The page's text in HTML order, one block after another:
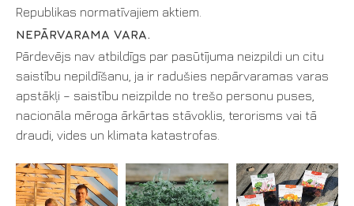
Republikas normatīvajiem aktiem.
NEPĀRVARAMA VARA.
Pārdevējs nav atbildīgs par pasūtījuma neizpildi un citu
saistību nepildīšanu, ja ir radušies nepārvaramas varas
apstākļi – saistību neizpilde no trešo personu puses,
nacionāla mēroga ārkārtas stāvoklis, terorisms vai tā
draudi, vides un klimata katastrofas.